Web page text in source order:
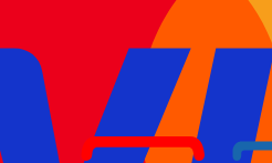
Como comprar
Pacotes de
Verificar VIN e
EN
Sobre